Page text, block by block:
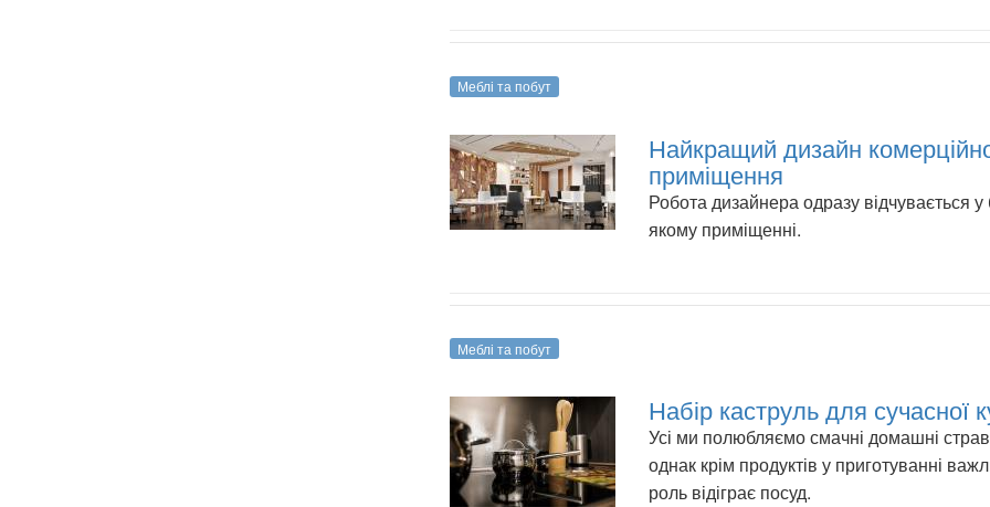
Меблі та побут
Найкращий дизайн
приміщення
Робота дизайнера одразу відчувається у
якому приміщенні.
Меблі та побут
Набір каструль для сучасної
Усі ми полюбляємо смачні домашні
однак крім продуктів у приготуванні
роль відіграє посуд.